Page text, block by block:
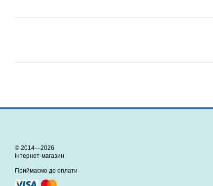
© 2014—2026
інтернет-магазин
Приймаємо до оплати